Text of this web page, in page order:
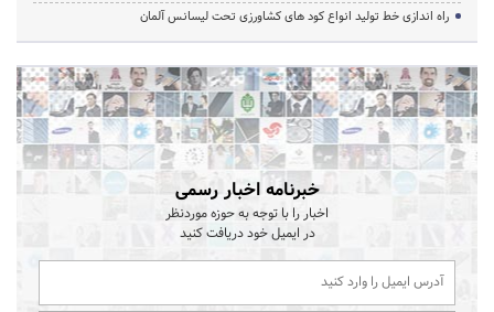
راه اندازی خط تولید انواع کود های کشاورزی تحت لیسانس آلمان
خبرنامه اخبار رسمی
اخبار را با توجه به حوزه موردنظر
در ایمیل خود دریافت کنید